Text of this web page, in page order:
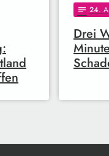
notes 24.
Drei